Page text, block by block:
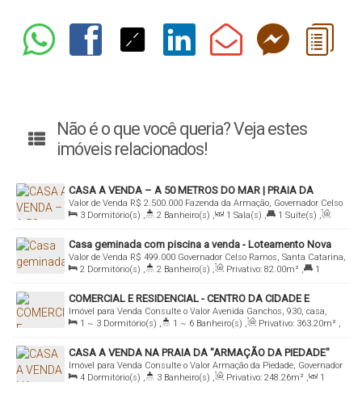
Não é o que você queria? Veja estes
imóveis relacionados!
CASA A VENDA – A 50 METROS DO MAR | PRAIA DA
FAZENDA DA ARMAÇÃO
R$ 2.500.000
Valor de Venda
Fazenda da Armação, Governador Celso
Ramos, Santa Catarina, Brasil
3 Dormitório(s) , 2 Banheiro(s) , 1 Sala(s) , 1 Suíte(s) ,
Total: 252.46m² , 1 Vaga(s) , 50mDistância do Mar ,
Útil:
252.46m² , Terreno: 478.00m²
Casa geminada com piscina a venda - Loteamento Nova
Governador
R$ 499.000
Valor de Venda
Governador Celso Ramos, Santa Catarina,
Brasil
2 Dormitório(s) , 2 Banheiro(s) , Privativo: 82.00m² ,
1
Suíte(s) , 1 Vaga(s) , Terreno: 180.00m²
COMERCIAL E RESIDENCIAL - CENTRO DA CIDADE E
FRENTE MAR - A VENDA
Consulte o Valor
Imóvel para Venda
Avenida Ganchos, 930, casa,
88190-000, Ganchos do Meio, Governador Celso Ramos, Santa
Catarina, Brasil
1 ~ 3 Dormitório(s) , 1 ~ 6 Banheiro(s) , Privativo: 363.20m² ,
1 Sala(s) , Total: 363.20m² , Útil: 363.20m² ,
Terreno:
322.11m²
CASA A VENDA NA PRAIA DA "ARMAÇÃO DA PIEDADE"
Consulte o Valor
Imóvel para Venda
Armação da Piedade, Governador
Celso Ramos, Santa Catarina, Brasil
4 Dormitório(s) , 3 Banheiro(s) , Privativo: 248.26m² ,
1